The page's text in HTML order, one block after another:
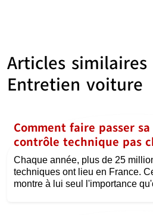
Articles similaires
Entretien voiture
Comment faire passer
contrôle technique pas
Chaque année, plus de 25
techniques ont lieu en France.
montre à lui seul l'importance